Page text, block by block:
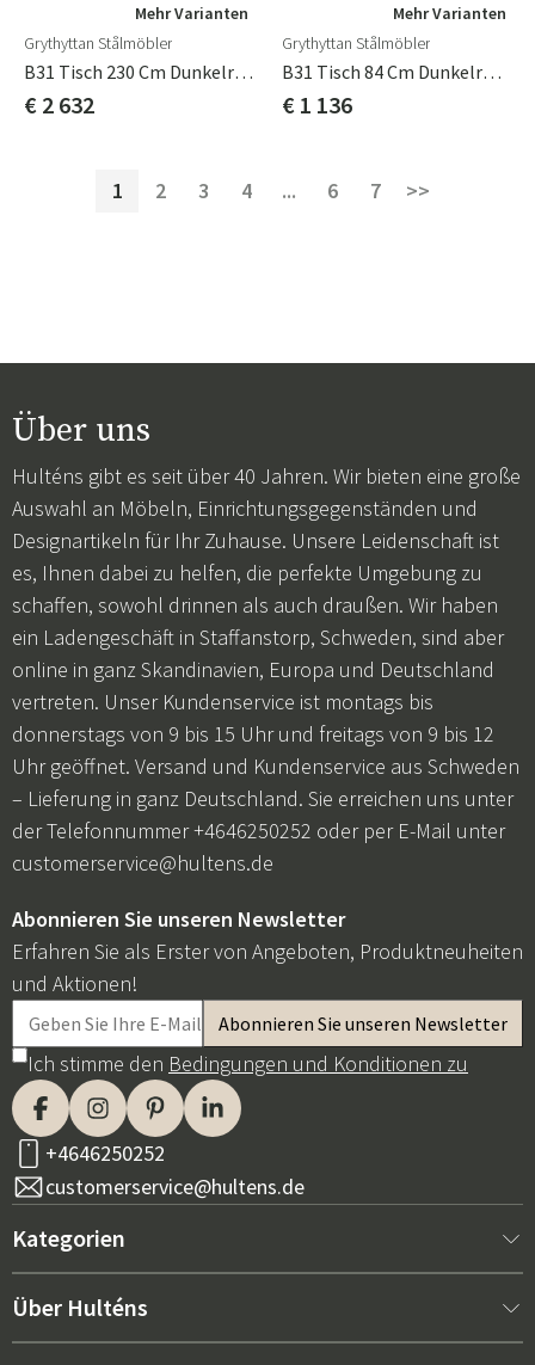
Mehr Varianten
Grythyttan Stålmöbler
B31 Tisch 230 Cm Dunkelrot / Schwarz
€ 2 632
Mehr Varianten
Grythyttan Stålmöbler
B31 Tisch 84 Cm Dunkelrot / Feuerverzinkt
€ 1 136
1 2 3 4 ... 6 7 >>
Über uns
Hulténs gibt es seit über 40 Jahren. Wir bieten eine große
Auswahl an Möbeln, Einrichtungsgegenständen und
Designartikeln für Ihr Zuhause. Unsere Leidenschaft ist
es, Ihnen dabei zu helfen, die perfekte Umgebung zu
schaffen, sowohl drinnen als auch draußen. Wir haben
ein Ladengeschäft in Staffanstorp, Schweden, sind aber
online in ganz Skandinavien, Europa und Deutschland
vertreten. Unser Kundenservice ist montags bis
donnerstags von 9 bis 15 Uhr und freitags von 9 bis 12
Uhr geöffnet. Versand und Kundenservice aus Schweden
– Lieferung in ganz Deutschland. Sie erreichen uns unter
der Telefonnummer +4646250252 oder per E-Mail unter
customerservice@hultens.de
Abonnieren Sie unseren Newsletter
Erfahren Sie als Erster von Angeboten, Produktneuheiten
und Aktionen!
Ich stimme den Bedingungen und Konditionen zu
+4646250252
customerservice@hultens.de
Kategorien
Neu bei uns
Über Hulténs